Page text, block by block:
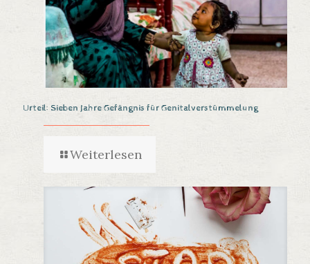
Urteil: Sieben Jahre Gefängnis für Genitalverstümmelung
Weiterlesen